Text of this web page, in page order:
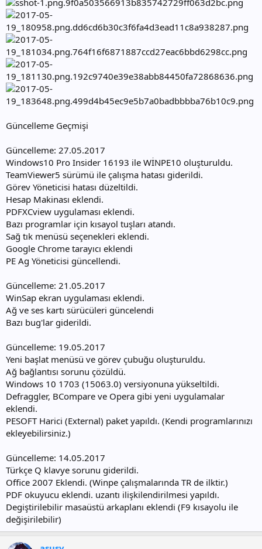
Güncelleme Geçmişi
Güncelleme: 27.05.2017
Windows10 Pro Insider 16193 ile WİNPE10 oluşturuldu.
TeamViewer5 sürümü ile çalışma hatası giderildi.
Görev Yöneticisi hatası düzeltildi.
Hesap Makinası eklendi.
PDFXCview uygulaması eklendi.
Bazı programlar için kısayol tuşları atandı.
Sağ tık menüsü seçenekleri eklendi.
Google Chrome tarayıcı eklendi
PE Ag Yöneticisi güncellendi.
Güncelleme: 21.05.2017
WinSap ekran uygulaması eklendi.
Ağ ve ses kartı sürücüleri güncelendi
Bazı bug'lar giderildi.
Güncelleme: 19.05.2017
Yeni başlat menüsü ve görev çubuğu oluşturuldu.
Ağ bağlantısı sorunu çözüldü.
Windows 10 1703 (15063.0) versiyonuna yükseltildi.
Defraggler, BCompare ve Opera gibi yeni uygulamalar
eklendi.
PESOFT Harici (External) paket yapıldı. (Kendi programlarınızı
ekleyebilirsiniz.)
Güncelleme: 14.05.2017
Türkçe Q klavye sorunu giderildi.
Office 2007 Eklendi. (Winpe çalışmalarında TR de ilktir.)
PDF okuyucu eklendi. uzantı ilişkilendirilmesi yapıldı.
Degiştirilebilir masaüstü arkaplanı eklendi (F9 kısayolu ile
değişirilebilir)